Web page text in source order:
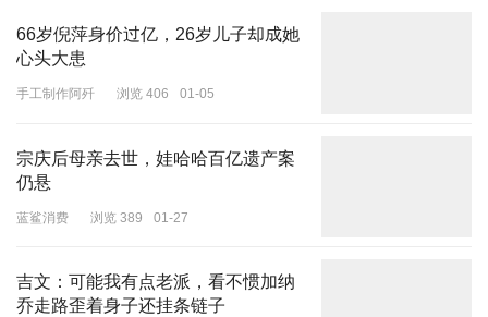
66岁倪萍身价过亿，26岁儿子却成她
心头大患
手工制作阿歼 浏览 406 01-05
宗庆后母亲去世，娃哈哈百亿遗产案
仍悬
蓝鲨消费 浏览 389 01-27
吉文：可能我有点老派，看不惯加纳
乔走路歪着身子还挂条链子